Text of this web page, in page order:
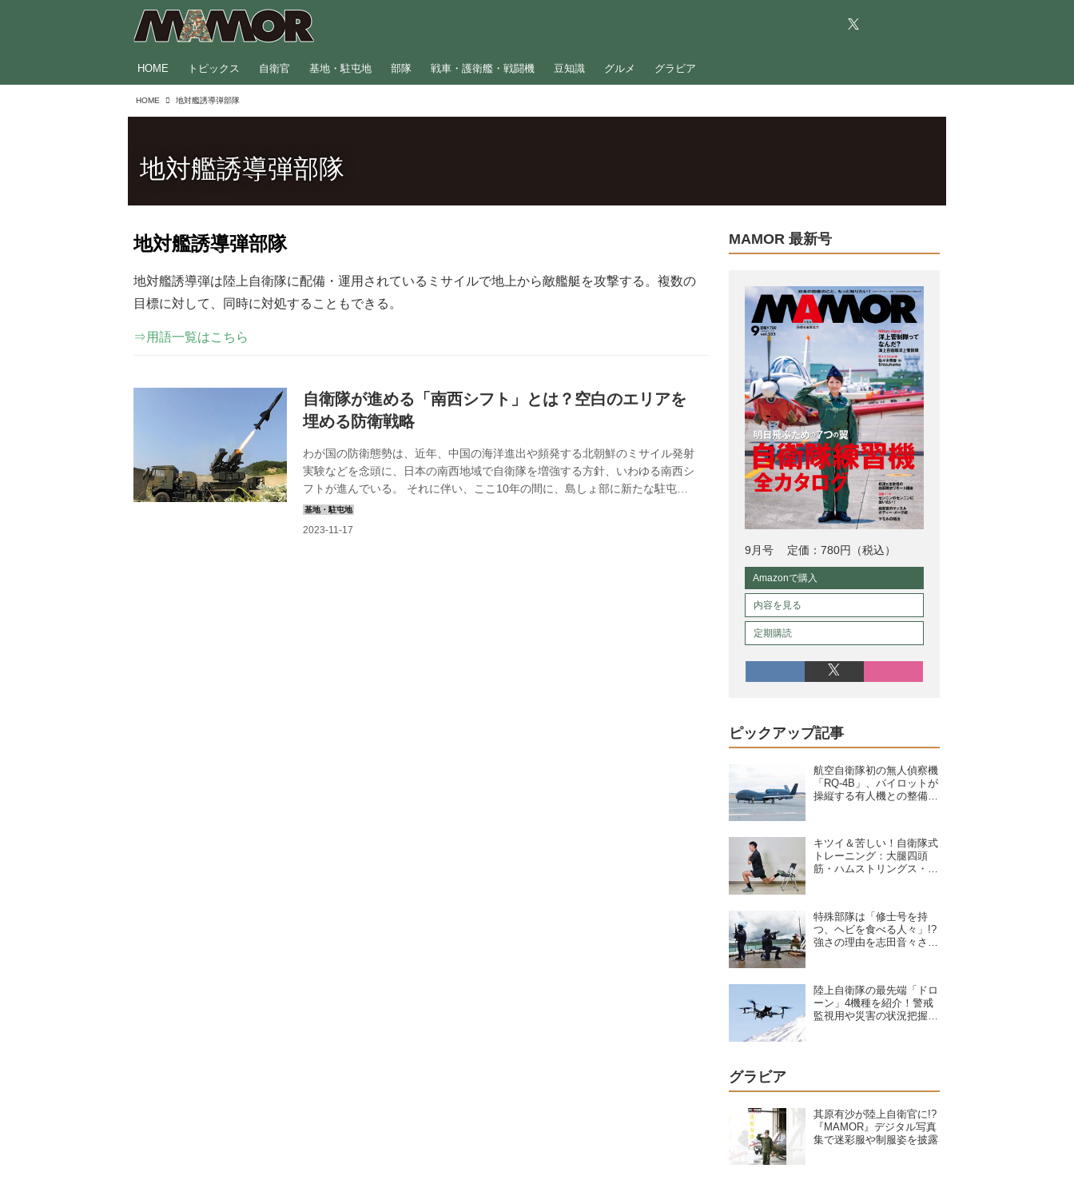
HOME トピックス 自衛官 基地・駐屯地 部隊 戦車・護衛艦・戦闘機 豆知識 グルメ グラビア
HOME 地対艦誘導弾部隊
地対艦誘導弾部隊
地対艦誘導弾部隊
地対艦誘導弾は陸上自衛隊に配備・運用されているミサイルで地上から敵艦艇を攻撃する。複数の
目標に対して、同時に対処することもできる。
⇒用語一覧はこちら
自衛隊が進める「南西シフト」とは？空白のエリアを
埋める防衛戦略
わが国の防衛態勢は、近年、中国の海洋進出や頻発する北朝鮮のミサイル発射
実験などを念頭に、日本の南西地域で自衛隊を増強する方針、いわゆる南西シ
フトが進んでいる。 それに伴い、ここ10年の間に、島しょ部に新たな駐屯
地・基地が次々と新設された。そこで今回、防衛計画課の防衛部員に話を聞い
てみた。 なぜ今、南西防衛が注目を集めているのか？ 自衛隊の部隊編成や装
MAMOR 最新号
9月号 定価：780円（税込）
Amazonで購入
内容を見る
定期購読
ピックアップ記事
航空自衛隊初の無人偵察機
「RQ-4B」、パイロットが
操縦する有人機との整備の
キツイ＆苦しい！自衛隊式
トレーニング：大腿四頭
筋・ハムストリングス・大
特殊部隊は「修士号を持
つ、ヘビを食べる人々」!?
強さの理由を志田音々さん
陸上自衛隊の最先端「ドロ
ーン」4機種を紹介！警戒
監視用や災害の状況把握に
グラビア
其原有沙が陸上自衛官に!?
『MAMOR』デジタル写真
集で迷彩服や制服姿を披露